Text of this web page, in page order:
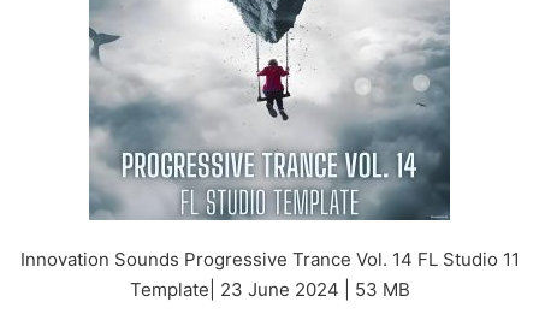
Innovation Sounds Progressive Trance Vol. 14 FL Studio 11
Template| 23 June 2024 | 53 MB